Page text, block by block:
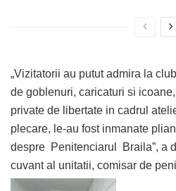
„Vizitatorii au putut admira la
de goblenuri, caricaturi si
private de libertate in cadrul
plecare, le-au fost inmanate
despre Penitenciarul Braila”, a
cuvant al unitatii, comisar de